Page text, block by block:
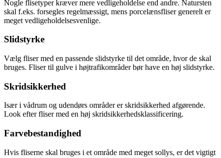
Nogle flisetyper kræver mere vedligeholdelse end andre. Natursten
skal f.eks. forsegles regelmæssigt, mens porcelænsfliser generelt er
meget vedligeholdelsesvenlige.
Slidstyrke
Vælg fliser med en passende slidstyrke til det område, hvor de skal
bruges. Fliser til gulve i højtrafikområder bør have en høj slidstyrke.
Skridsikkerhed
Især i vådrum og udendørs områder er skridsikkerhed afgørende.
Look efter fliser med en høj skridsikkerhedsklassificering.
Farvebestandighed
Hvis fliserne skal bruges i et område med meget sollys, er det vigtigt